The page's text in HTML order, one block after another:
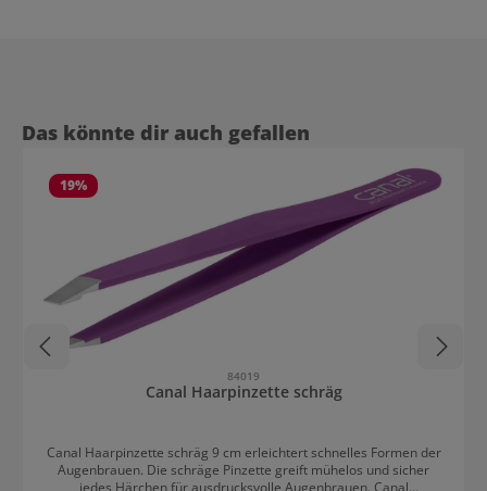
Produktgalerie überspringen
Das könnte dir auch gefallen
19%
84019
Canal Haarpinzette schräg
Canal Haarpinzette schräg 9 cm erleichtert schnelles Formen der
Augenbrauen. Die schräge Pinzette greift mühelos und sicher